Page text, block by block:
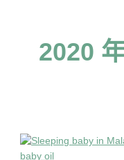
2020